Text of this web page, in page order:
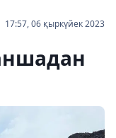
17:57, 06 қыркүйек 2023